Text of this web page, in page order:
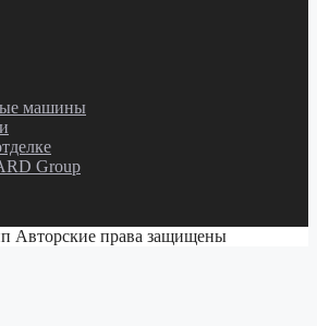
машины
Group
Авторские права защищены